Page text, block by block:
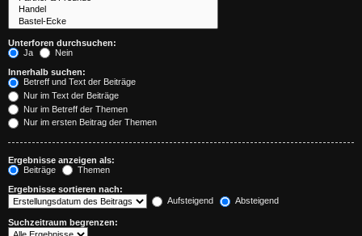
Unterforen durchsuchen:
Ja
Nein
Innerhalb suchen:
Betreff und Text der Beiträge
Nur im Text der Beiträge
Nur im Betreff der Themen
Nur im ersten Beitrag der Themen
Ergebnisse anzeigen als:
Beiträge
Themen
Ergebnisse sortieren nach:
Aufsteigend
Absteigend
Suchzeitraum begrenzen: